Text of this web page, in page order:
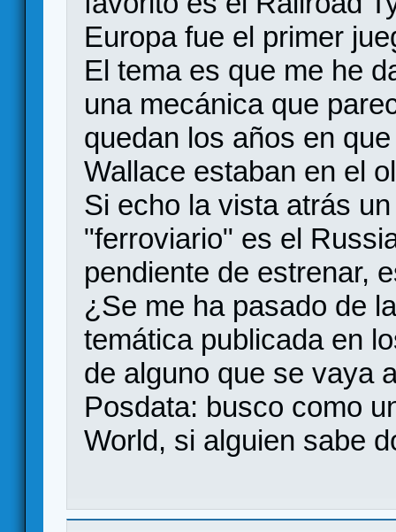
Europa fue el primer
El tema es que me he
una mecánica que
quedan los años en
Wallace estaban en el
Si echo la vista atrás
"ferroviario" es el
pendiente de estrenar,
¿Se me ha pasado de
temática publicada en
de alguno que se vaya
Posdata: busco como
World, si alguien sabe